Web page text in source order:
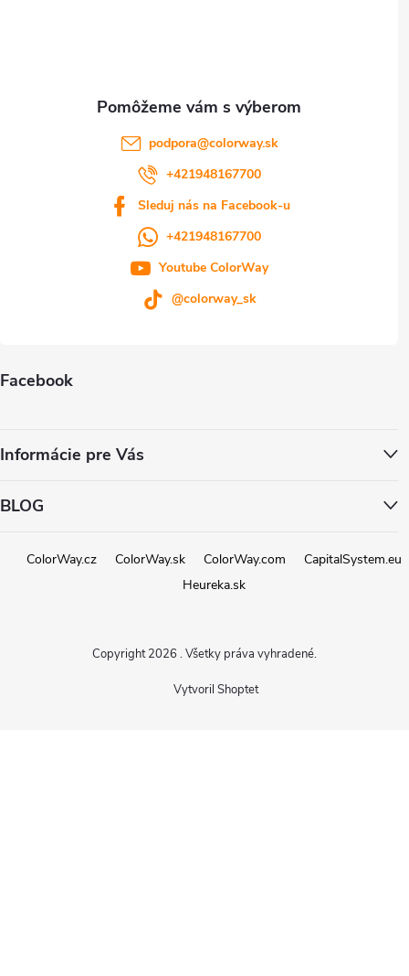
Facebook
Informácie pre Vás
BLOG
podpora@colorway.sk
+421948167700
Sleduj nás na Facebook-u
+421948167700
Youtube ColorWay
@colorway_sk
ColorWay.cz ColorWay.sk ColorWay.com
CapitalSystem.eu
Heureka.sk
Vytvoril Shoptet
Copyright 2026 . Všetky práva vyhradené.